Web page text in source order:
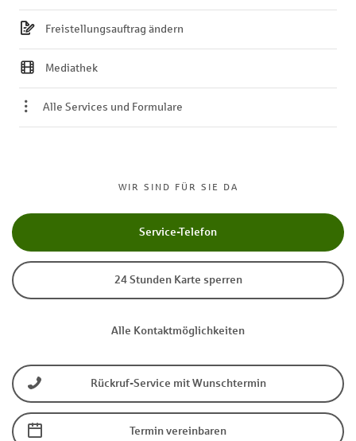
WIR SIND FÜR SIE DA
Service-Telefon
24 Stunden Karte sperren
Alle Kontaktmöglichkeiten
Rückruf-Service mit Wunschtermin
Termin vereinbaren
Freistellungsauftrag ändern
Mediathek
Alle Services und Formulare